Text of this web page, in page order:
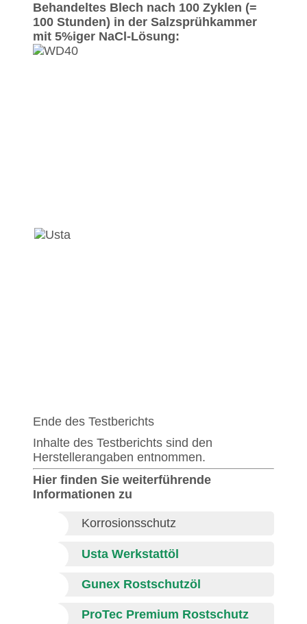
Behandeltes Blech nach 100 Zyklen (=
100 Stunden) in der Salzsprühkammer
mit 5%iger NaCl-Lösung:
Ende des Testberichts
Inhalte des Testberichts sind den
Herstellerangaben entnommen.
Hier finden Sie weiterführende
Informationen zu
Korrosionsschutz
Usta Werkstattöl
Gunex Rostschutzöl
ProTec Premium Rostschutz